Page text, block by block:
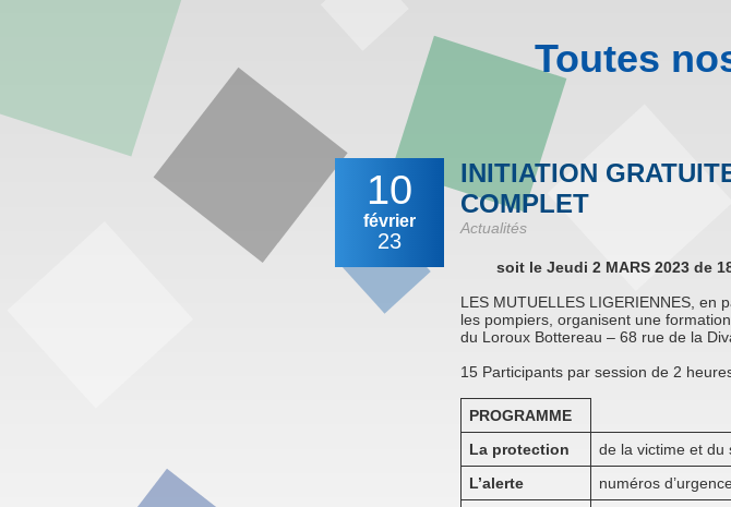
Toutes
10
février
23
INITIATION
COMPLET
Actualités
soit le Jeudi 2 MARS 2023 de
LES MUTUELLES LIGERIENNES, en
les pompiers, organisent une
du Loroux Bottereau – 68 rue de la
15 Participants par session de 2
PROGRAMME
La protection
de la victime et du
L’alerte
numéros